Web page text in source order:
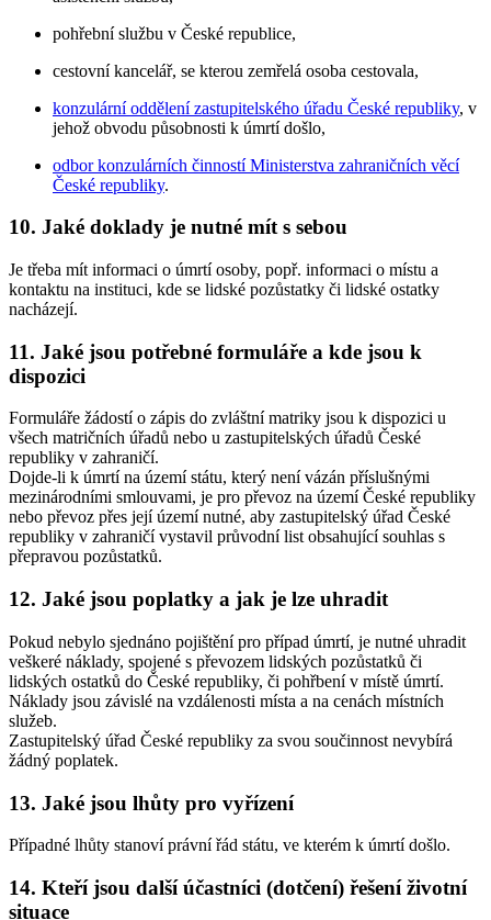
pohřební službu v České republice,
cestovní kancelář, se kterou zemřelá osoba cestovala,
konzulární oddělení zastupitelského úřadu České republiky, v
jehož obvodu působnosti k úmrtí došlo,
odbor konzulárních činností Ministerstva zahraničních věcí
České republiky.
10. Jaké doklady je nutné mít s sebou
Je třeba mít informaci o úmrtí osoby, popř. informaci o místu a
kontaktu na instituci, kde se lidské pozůstatky či lidské ostatky
nacházejí.
11. Jaké jsou potřebné formuláře a kde jsou k
dispozici
Formuláře žádostí o zápis do zvláštní matriky jsou k dispozici u
všech matričních úřadů nebo u zastupitelských úřadů České
republiky v zahraničí.
Dojde-li k úmrtí na území státu, který není vázán příslušnými
mezinárodními smlouvami, je pro převoz na území České republiky
nebo převoz přes její území nutné, aby zastupitelský úřad České
republiky v zahraničí vystavil průvodní list obsahující souhlas s
přepravou pozůstatků.
12. Jaké jsou poplatky a jak je lze uhradit
Pokud nebylo sjednáno pojištění pro případ úmrtí, je nutné uhradit
veškeré náklady, spojené s převozem lidských pozůstatků či
lidských ostatků do České republiky, či pohřbení v místě úmrtí.
Náklady jsou závislé na vzdálenosti místa a na cenách místních
služeb.
Zastupitelský úřad České republiky za svou součinnost nevybírá
žádný poplatek.
13. Jaké jsou lhůty pro vyřízení
Případné lhůty stanoví právní řád státu, ve kterém k úmrtí došlo.
14. Kteří jsou další účastníci (dotčení) řešení životní
situace